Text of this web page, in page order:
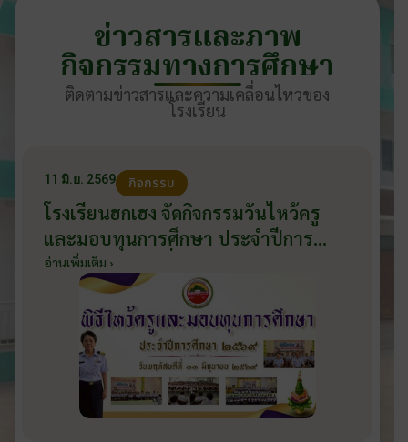
ข่าวสารและภาพ
กิจกรรมทางการศึกษา
ติดตามข่าวสารและความเคลื่อนไหวของ
โรงเรียน
11 มิ.ย. 2569 กิจกรรม
โรงเรียนฮกเฮง จัดกิจกรรมวันไหว้ครู
และมอบทุนการศึกษา ประจำปีการ
ศึกษา 2569 วันที่ 11 มิถุนายน 2569
อ่านเพิ่มเติม ›